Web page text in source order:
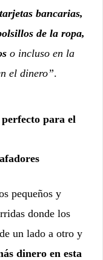
bancarias,
de la ropa,
o incluso en la
el dinero”.
para el
pequeños y
donde los
un lado a otro y
dinero en esta